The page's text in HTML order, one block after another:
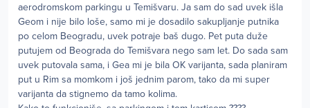
aerodromskom parkingu u Temišvaru. Ja sam do sad uvek išla
Geom i nije bilo loše, samo mi je dosadilo sakupljanje putnika
po celom Beogradu, uvek potraje baš dugo. Pet puta duže
putujem od Beograda do Temišvara nego sam let. Do sada sam
uvek putovala sama, i Gea mi je bila OK varijanta, sada planiram
put u Rim sa momkom i još jednim parom, tako da mi super
varijanta da stignemo da tamo kolima.